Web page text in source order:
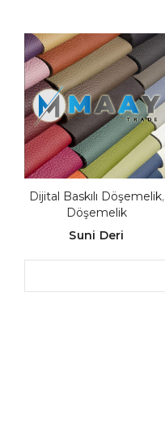
Dijital Baskılı Döşemelik,
Döşemelik
Suni Deri